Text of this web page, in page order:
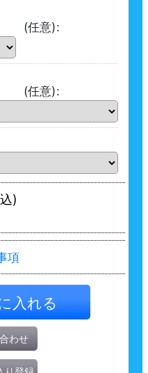
ト (任意):
(任意):
)
項
入れる
わせ